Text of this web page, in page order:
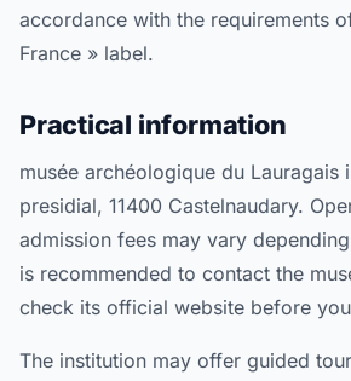
accordance with the requirements
France » label.
Practical information
musée archéologique du Lauragais
presidial, 11400 Castelnaudary.
admission fees may vary
is recommended to contact the
check its official website before
The institution may offer guided